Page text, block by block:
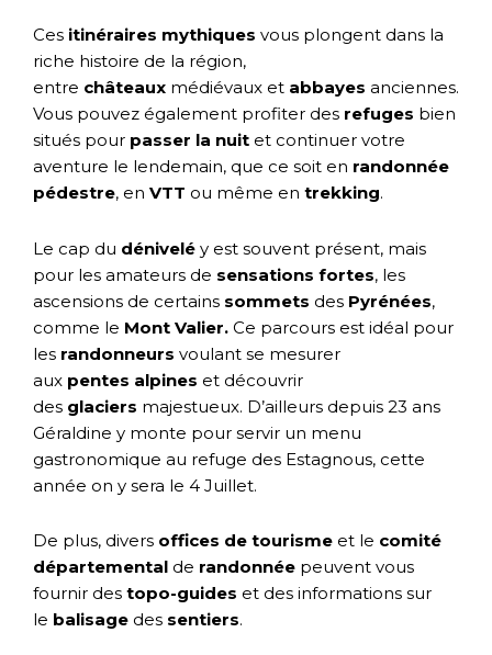
Ces itinéraires mythiques vous plongent dans la
riche histoire de la région,
entre châteaux médiévaux et abbayes anciennes.
Vous pouvez également profiter des refuges bien
situés pour passer la nuit et continuer votre
aventure le lendemain, que ce soit en randonnée
pédestre, en VTT ou même en trekking.
Le cap du dénivelé y est souvent présent, mais
pour les amateurs de sensations fortes, les
ascensions de certains sommets des Pyrénées,
comme le Mont Valier. Ce parcours est idéal pour
les randonneurs voulant se mesurer
aux pentes alpines et découvrir
des glaciers majestueux. D’ailleurs depuis 23 ans
Géraldine y monte pour servir un menu
gastronomique au refuge des Estagnous, cette
année on y sera le 4 Juillet.
De plus, divers offices de tourisme et le comité
départemental de randonnée peuvent vous
fournir des topo-guides et des informations sur
le balisage des sentiers.